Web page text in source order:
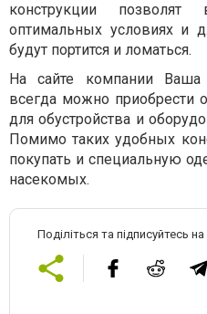
конструкции
оптимальных условиях и
будут портится и ломаться.
На сайте компании Ваша
всегда можно приобрести
для обустройства и
Помимо таких удобных
покупать и специальную
насекомых.
Поділіться та підписуйтесь